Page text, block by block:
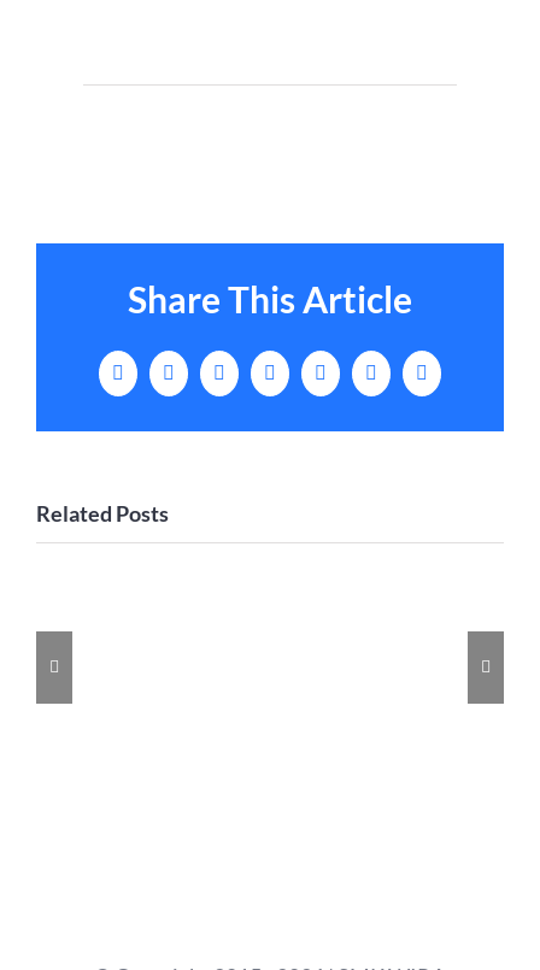
Share This Article
Facebook
X LinkedInTumblrPinterestVk Email
Related Posts